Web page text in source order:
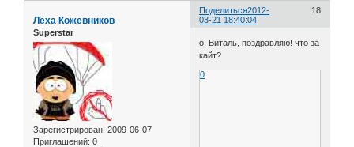
Поделиться 18
2012-
03-21 18:40:04
Лёха Кожевников
Superstar
Зарегистрирован: 2009-06-07
Приглашений: 0
о, Виталь, поздравляю! что за
кайт?
0